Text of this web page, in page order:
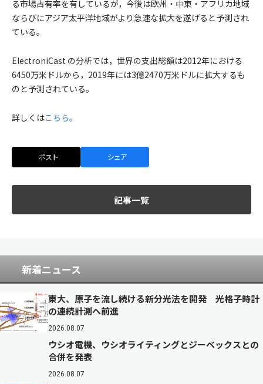
る市場占有率を有しているが，今後は欧州・中東・アフリカ地域
ならびにアジア太平洋地域がより急速な拡大を遂げると予測され
ている。
ElectroniCast の分析では，世界の支出総額は2012年における
6450万米ドルから，2019年には3億2470万米ドルに拡大するも
のと予測されている。
詳しくはこちら。
ポスト シェア
記事一覧
新着ニュース
東大、原子を流し続ける新分光法を開発 光格子時計
の連続計測へ前進
2026.08.07
ウシオ電機、ウシオライティングとジーベックスとの
合併を発表
2026.08.07